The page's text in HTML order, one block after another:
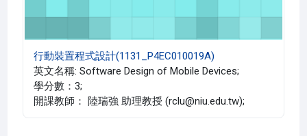
行動裝置程式設計(1131_P4EC010019A)
英文名稱: Software Design of Mobile Devices;
學分數：3;
開課教師： 陸瑞強 助理教授 (rclu@niu.edu.tw);